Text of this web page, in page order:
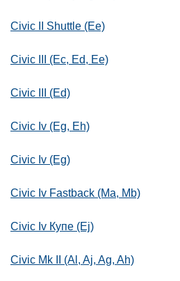
Civic II Shuttle (Ee)
Civic III (Ec, Ed, Ee)
Civic III (Ed)
Civic Iv (Eg, Eh)
Civic Iv (Eg)
Civic Iv Fastback (Ma, Mb)
Civic Iv Купе (Ej)
Civic Mk II (Al, Aj, Ag, Ah)